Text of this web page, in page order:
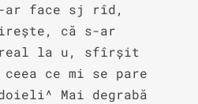
ar face sj rîd,
că s-ar
real la u, sfîrșit
ce mi se pare
Mai degrabă